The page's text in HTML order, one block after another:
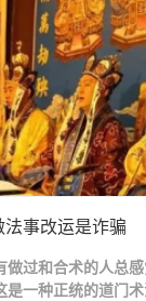
事改运是诈骗
做过和合术的人总感
是一种正统的道门